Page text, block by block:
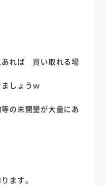
あれば 買い取れる場
しょうｗ
の未開墾が大量にあ
ます。